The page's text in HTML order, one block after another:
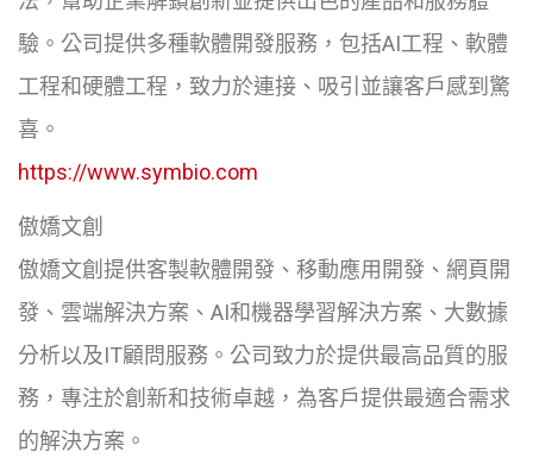
驗。公司提供多種軟體開發服務，包括AI工程、軟體
工程和硬體工程，致力於連接、吸引並讓客戶感到驚
喜。
https://www.symbio.com
傲嬌文創
傲嬌文創提供客製軟體開發、移動應用開發、網頁開
發、雲端解決方案、AI和機器學習解決方案、大數據
分析以及IT顧問服務。公司致力於提供最高品質的服
務，專注於創新和技術卓越，為客戶提供最適合需求
的解決方案。